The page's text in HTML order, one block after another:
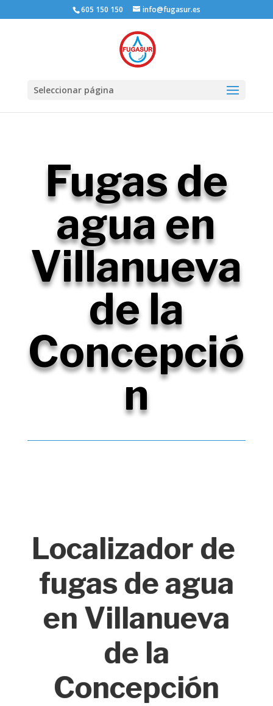
605 150 150 info@fugasur.es
Seleccionar página
Fugas de
agua en
Villanueva
de la
Concepció
n
Localizador de
fugas de agua
en Villanueva
de la
Concepción